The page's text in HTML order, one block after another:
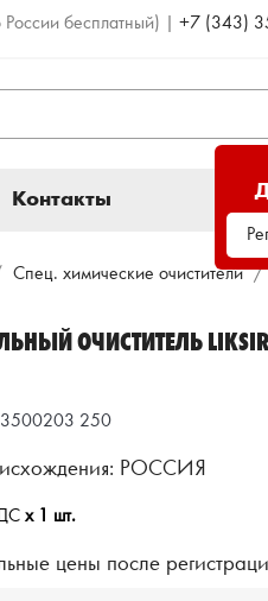
бесплатный) |+7 (343)
Контакты
Спец. химические очистители
ОЧИСТИТЕЛЬ LIKSIR
250
РОССИЯ
x 1 шт.
цены после